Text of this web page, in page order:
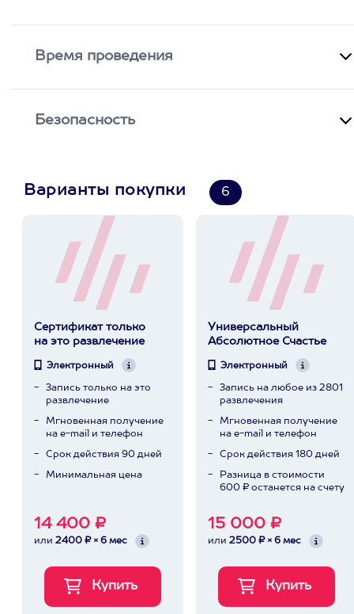
Время проведения
Безопасность
Варианты покупки 6
Сертификат только
на это развлечение
Электронный
Запись только на это
развлечение
Мгновенная получение
на e-mail и телефон
Срок действия 90 дней
Минимальная цена
14 400 ₽
или 2400 ₽ × 6 мес
Универсальный
Абсолютное Счастье
Электронный
Запись на любое из 2801
развлечения
Мгновенная получение
на e-mail и телефон
Срок действия 180 дней
Разница в стоимости
600 ₽ останется на счету
15 000 ₽
или 2500 ₽ × 6 мес